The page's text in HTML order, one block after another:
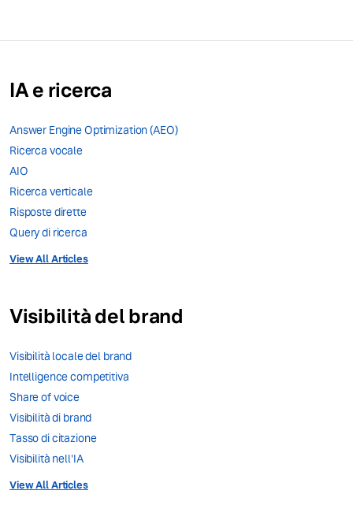
IA e ricerca
Answer Engine Optimization (AEO)
Ricerca vocale
AIO
Ricerca verticale
Risposte dirette
Query di ricerca
View All Articles
Visibilità del brand
Visibilità locale del brand
Intelligence competitiva
Share of voice
Visibilità di brand
Tasso di citazione
Visibilità nell'IA
View All Articles